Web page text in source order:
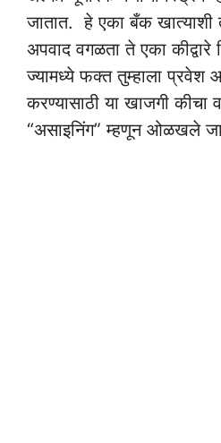
जातात. हे एका बँक खात्याशी
अपवाद वगळता ते एका
ज्यामध्ये फक्त तुम्हाला प्रवेश
करण्यासाठी या खाजगी कीचा
“असाइनिंग” म्हणून ओळखले